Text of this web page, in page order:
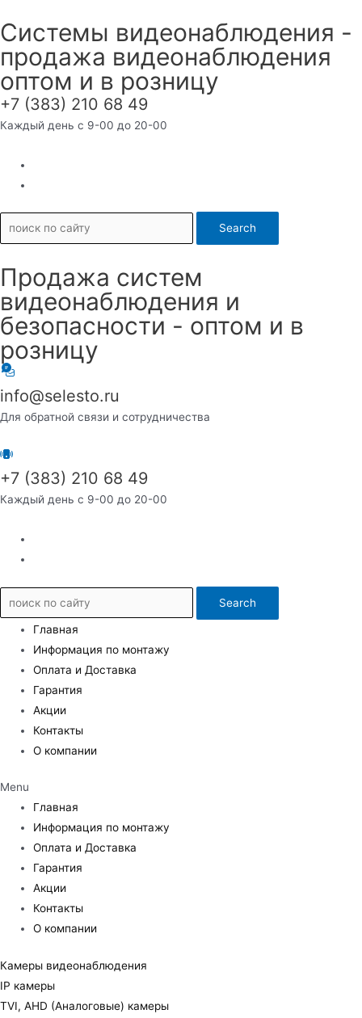
к
содержимому
Системы видеонаблюдения -
продажа видеонаблюдения
оптом и в розницу
+7 (383) 210 68 49
Каждый день с 9-00 до 20-00
Search
Продажа систем
видеонаблюдения и
безопасности - оптом и в
розницу
info@selesto.ru
Для обратной связи и сотрудничества
+7 (383) 210 68 49
Каждый день с 9-00 до 20-00
Search
Главная
Информация по монтажу
Оплата и Доставка
Гарантия
Акции
Контакты
О компании
Menu
Главная
Информация по монтажу
Оплата и Доставка
Гарантия
Акции
Контакты
О компании
Камеры видеонаблюдения
IP камеры
TVI, AHD (Аналоговые) камеры